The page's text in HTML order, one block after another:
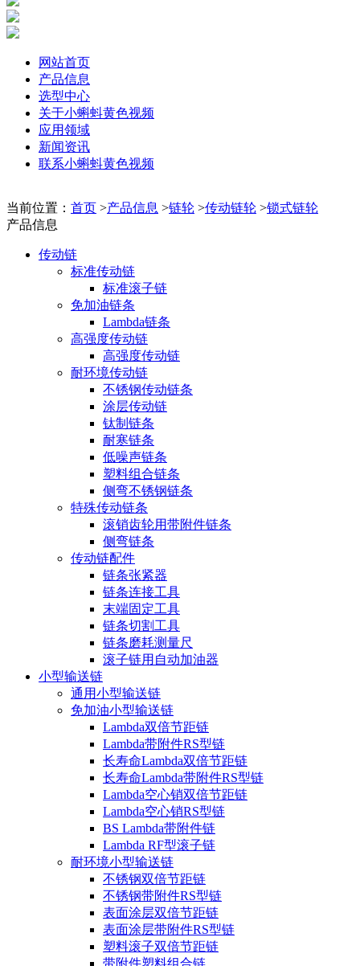
网站首页
产品信息
选型中心
关于小蝌蚪黄色视频
应用领域
新闻资讯
联系小蝌蚪黄色视频
当前位置： 首页 >产品信息 >链轮 >传动链轮 >锁式链轮
产品信息
传动链
标准传动链
标准滚子链
免加油链条
Lambda链条
高强度传动链
高强度传动链
耐环境传动链
不锈钢传动链条
涂层传动链
钛制链条
耐寒链条
低噪声链条
塑料组合链条
侧弯不锈钢链条
特殊传动链条
滚销齿轮用带附件链条
侧弯链条
传动链配件
链条张紧器
链条连接工具
末端固定工具
链条切割工具
链条磨耗测量尺
滚子链用自动加油器
小型输送链
通用小型输送链
免加油小型输送链
Lambda双倍节距链
Lambda带附件RS型链
长寿命Lambda双倍节距链
长寿命Lambda带附件RS型链
Lambda空心销双倍节距链
Lambda空心销RS型链
BS Lambda带附件链
Lambda RF型滚子链
耐环境小型输送链
不锈钢双倍节距链
不锈钢带附件RS型链
表面涂层双倍节距链
表面涂层带附件RS型链
塑料滚子双倍节距链
带附件塑料组合链